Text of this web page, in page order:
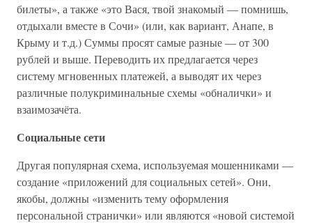
билеты», а также «это Вася, твой знакомый — помнишь,
отдыхали вместе в Сочи» (или, как вариант, Анапе, в
Крыму и т.д.) Суммы просят самые разные — от 300
рублей и выше. Переводить их предлагается через
систему мгновенных платежей, а выводят их через
различные полукриминальные схемы «обналички» и
взаимозачёта.
Социальные сети
Другая популярная схема, используемая мошенниками —
создание «приложений для социальных сетей». Они,
якобы, должны «изменить тему оформления
персональной странички» или являются «новой системой